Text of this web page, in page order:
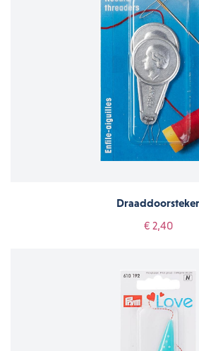
Draaddoorsteker
€ 2,40